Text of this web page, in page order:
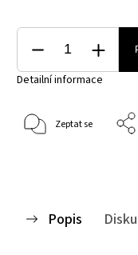
Detailní informace
Zeptat se
Popis